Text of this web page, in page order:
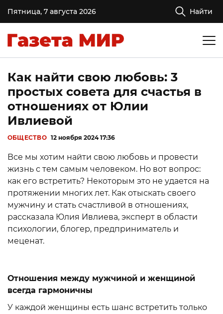
Пятница, 7 августа 2026 Найти
Как найти свою любовь: 3
простых совета для счастья в
отношениях от Юлии
Ивлиевой
ОБЩЕСТВО 12 ноября 2024 17:36
Все мы хотим найти свою любовь и провести
жизнь с тем самым человеком. Но вот вопрос:
как его встретить? Некоторым это не удается на
протяжении многих лет. Как отыскать своего
мужчину и стать счастливой в отношениях,
рассказала Юлия Ивлиева, эксперт в области
психологии, блогер, предприниматель и
меценат.
Отношения между мужчиной и женщиной
всегда гармоничны
У каждой женщины есть шанс встретить только